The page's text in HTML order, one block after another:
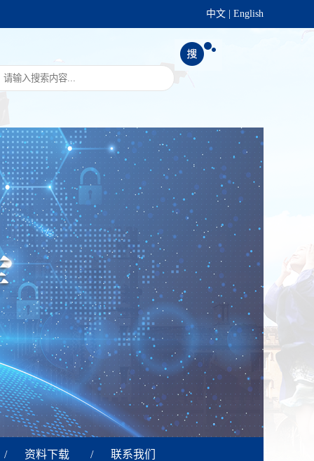
中文 English
/ 资料下载 / 联系我们